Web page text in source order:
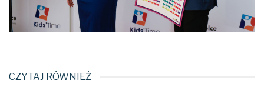
CZYTAJ RÓWNIEŻ